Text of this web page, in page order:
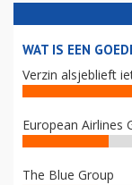
WAT IS EEN
Verzin alsjeblieft
European Airlines
The Blue Group